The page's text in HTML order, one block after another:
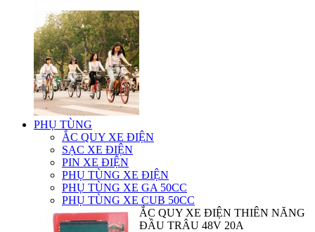
PHỤ TÙNG
ẮC QUY XE ĐIỆN
SẠC XE ĐIỆN
PIN XE ĐIỆN
PHỤ TÙNG XE ĐIỆN
PHỤ TÙNG XE GA 50CC
PHỤ TÙNG XE CUB 50CC
ẮC QUY XE ĐIỆN THIÊN NĂNG
ĐẦU TRÂU 48V 20A